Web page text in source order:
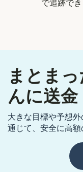
で追跡でき
まとま
んに送金
大きな目標や予想
通じて、安全に高額